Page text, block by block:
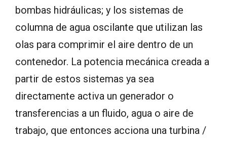
bombas hidráulicas; y los sistemas de
columna de agua oscilante que utilizan las
olas para comprimir el aire dentro de un
contenedor. La potencia mecánica creada a
partir de estos sistemas ya sea
directamente activa un generador o
transferencias a un fluido, agua o aire de
trabajo, que entonces acciona una turbina /